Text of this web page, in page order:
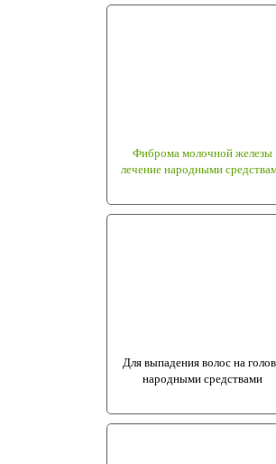
Фиброма молочной железы
лечение народными
Для выпадения волос на
народными средствами